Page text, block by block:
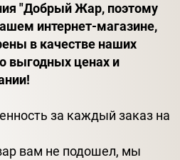
"Добрый Жар, поэтому
интернет-магазине,
в качестве наших
выгодных ценах и
за каждый заказ на
вам не подошел, мы